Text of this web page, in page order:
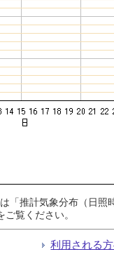
「推計気象分布（日
ご覧ください。
利用される